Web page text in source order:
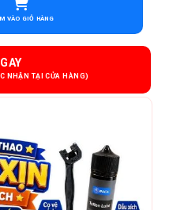
VÀO GIỎ HÀNG